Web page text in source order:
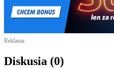
Reklama
Diskusia (0)